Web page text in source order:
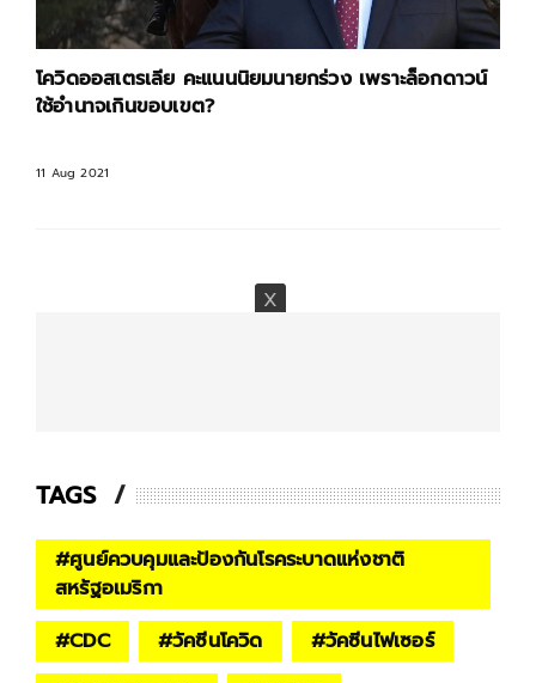
โควิดออสเตรเลีย คะแนนนิยมนายกร่วง เพราะล็อกดาวน์
ใช้อำนาจเกินขอบเขต?
11 Aug 2021
TAGS
#ศูนย์ควบคุมและป้องกันโรคระบาดแห่งชาติ
สหรัฐอเมริกา
#CDC #วัคซีนโควิด #วัคซีนไฟเซอร์